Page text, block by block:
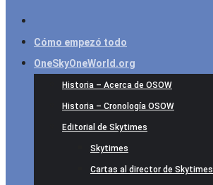
Cómo empezó todo
OneSkyOneWorld.org
Historia – Acerca de OSOW
Historia – Cronología OSOW
Editorial de Skytimes
Skytimes
Cartas al director de Skytimes